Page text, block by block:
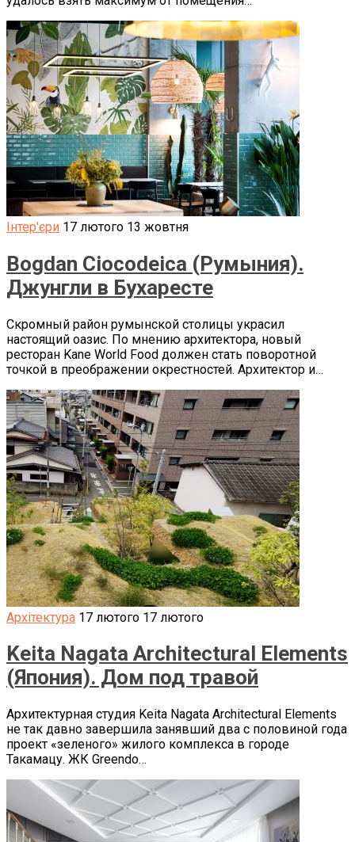
Інтер'єри 17 лютого 13 жовтня
Bogdan Ciocodeica (Румыния).
Джунгли в Бухаресте
Скромный район румынской столицы украсил
настоящий оазис. По мнению архитектора, новый
ресторан Kane World Food должен стать поворотной
точкой в преображении окрестностей. Архитектор и…
Архітектура 17 лютого 17 лютого
Keita Nagata Architectural Elements
(Япония). Дом под травой
Архитектурная студия Keita Nagata Architectural Elements
не так давно завершила занявший два с половиной года
проект «зеленого» жилого комплекса в городе
Такамацу. ЖК Greendo…